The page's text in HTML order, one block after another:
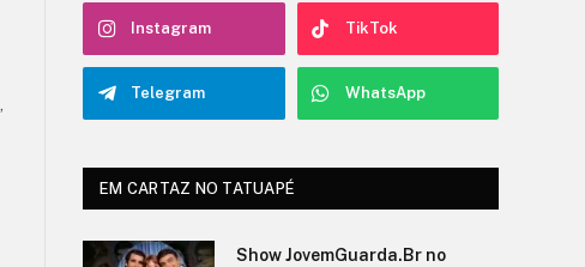
Instagram TikTok
Telegram WhatsApp
EM CARTAZ NO TATUAPÉ
O Show de Ítalo no Teatro